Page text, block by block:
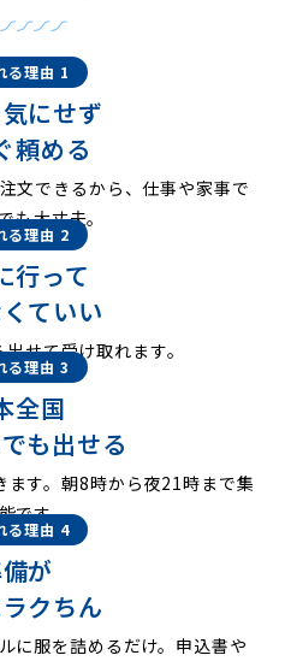
る理由 1
にせず
頼める
文できるから、仕事や家事で
も大丈夫。
る理由 2
行って
ていい
せて受け取れます。
る理由 3
全国
も出せる
す。朝8時から夜21時まで集
です。
る理由 4
が
クちん
に服を詰めるだけ。申込書や